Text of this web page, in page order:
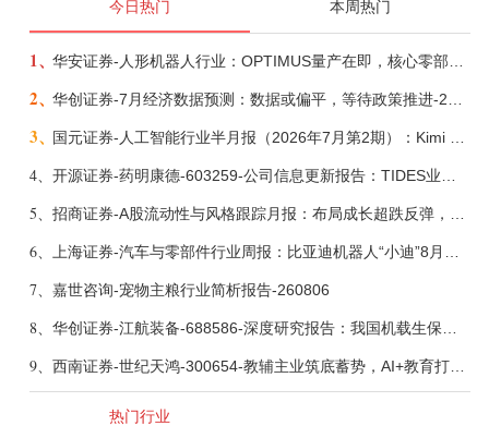
今日热门 本周热门
1、
2、
3、
4、
5、
6、
7、 嘉世咨询-宠物主粮行业简析报告-260806
8、
9、 西南证券-世纪天鸿-300654-教辅主业筑底蓄势，AI+教育打开第二曲线-260729
热门行业